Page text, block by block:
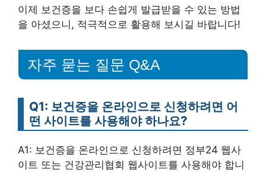
이제 보건증을 보다 손쉽게 발급받을 수 있는 방법
을 아셨으니, 적극적으로 활용해 보시길 바랍니다!
자주 묻는 질문 Q&A
Q1: 보건증을 온라인으로 신청하려면 어
떤 사이트를 사용해야 하나요?
A1: 보건증을 온라인으로 신청하려면 정부24 웹사
이트 또는 건강관리협회 웹사이트를 사용해야 합니